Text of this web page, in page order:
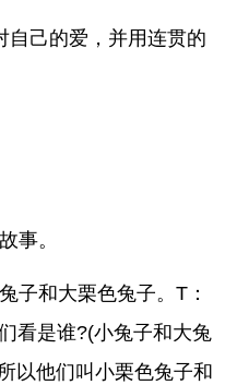
自己的爱，并用连贯的
事。
子和大栗色兔子。T：
看是谁?(小兔子和大兔
以他们叫小栗色兔子和